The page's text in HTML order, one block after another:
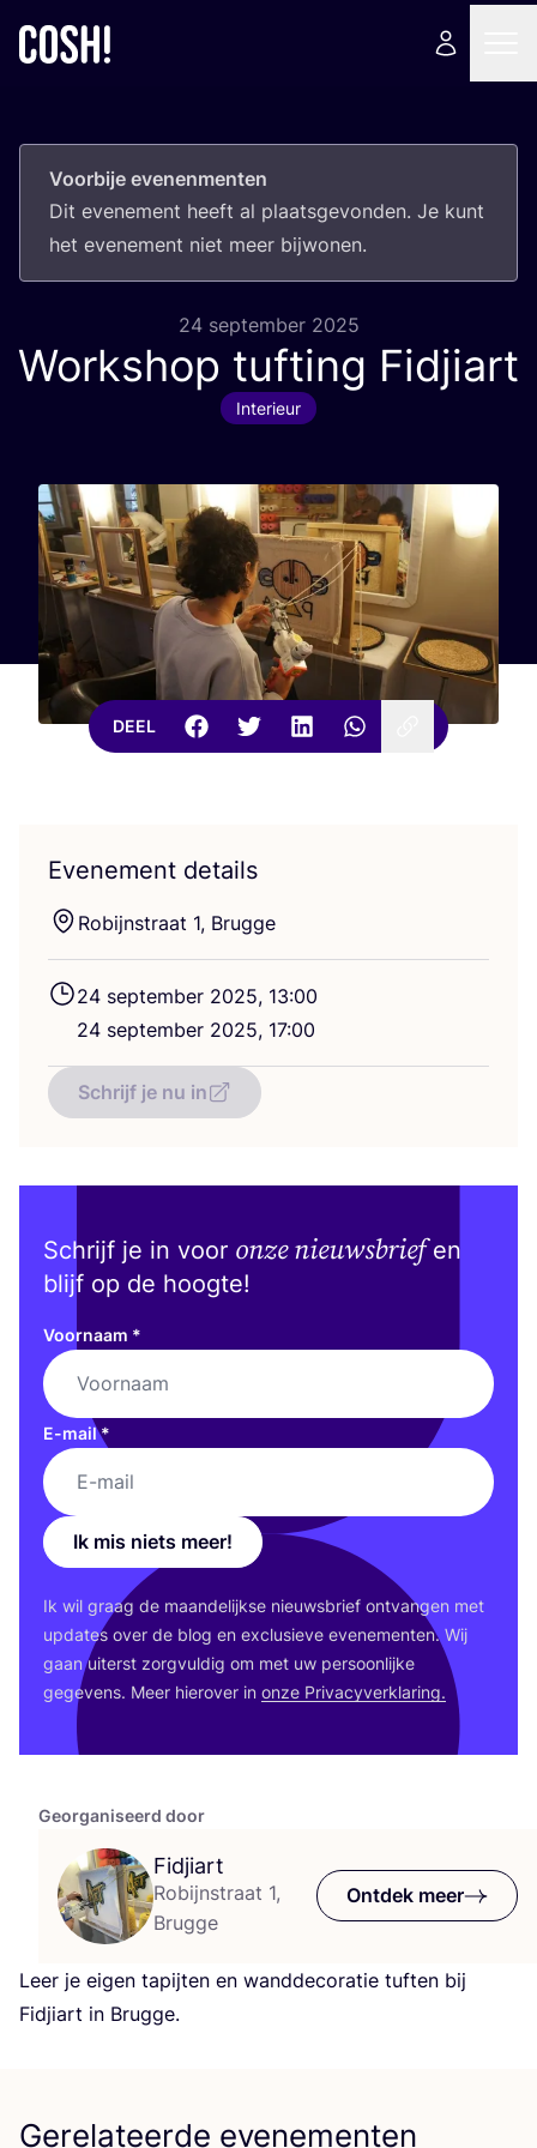
Voorbije evenenmenten
Dit eve­ne­ment heeft al plaats­ge­von­den. Je kunt
het eve­ne­ment niet meer bijwonen.
24 september 2025
Workshop tufting Fidjiart
Interieur
DEEL
Georganiseerd door
Fidjiart
Robijnstraat 1,
Brugge
Ontdek meer
Leer je eigen tapij­ten en wand­de­co­ra­tie tuf­ten bij
Fid­ji­art in Brugge.
Evenement details
Robijn­straat 1, Brugge
24 sep­tem­ber 2025, 13:00
24 sep­tem­ber 2025, 17:00
Schrijf je nu in
Schrijf je in voor onze nieuwsbriefen
blijf op de hoogte!
Voornaam *
E-mail*
Ik mis niets meer!
Ik wil graag de maan­de­lijk­se nieuws­brief ont­van­gen met
upda­tes over de blog en exclu­sie­ve eve­ne­men­ten. Wij
gaan uiterst zorg­vul­dig om met uw per­soon­lij­ke
gege­vens. Meer hier­over in onze Pri­va­cy­ver­kla­ring.
Gerelateerde evenementen